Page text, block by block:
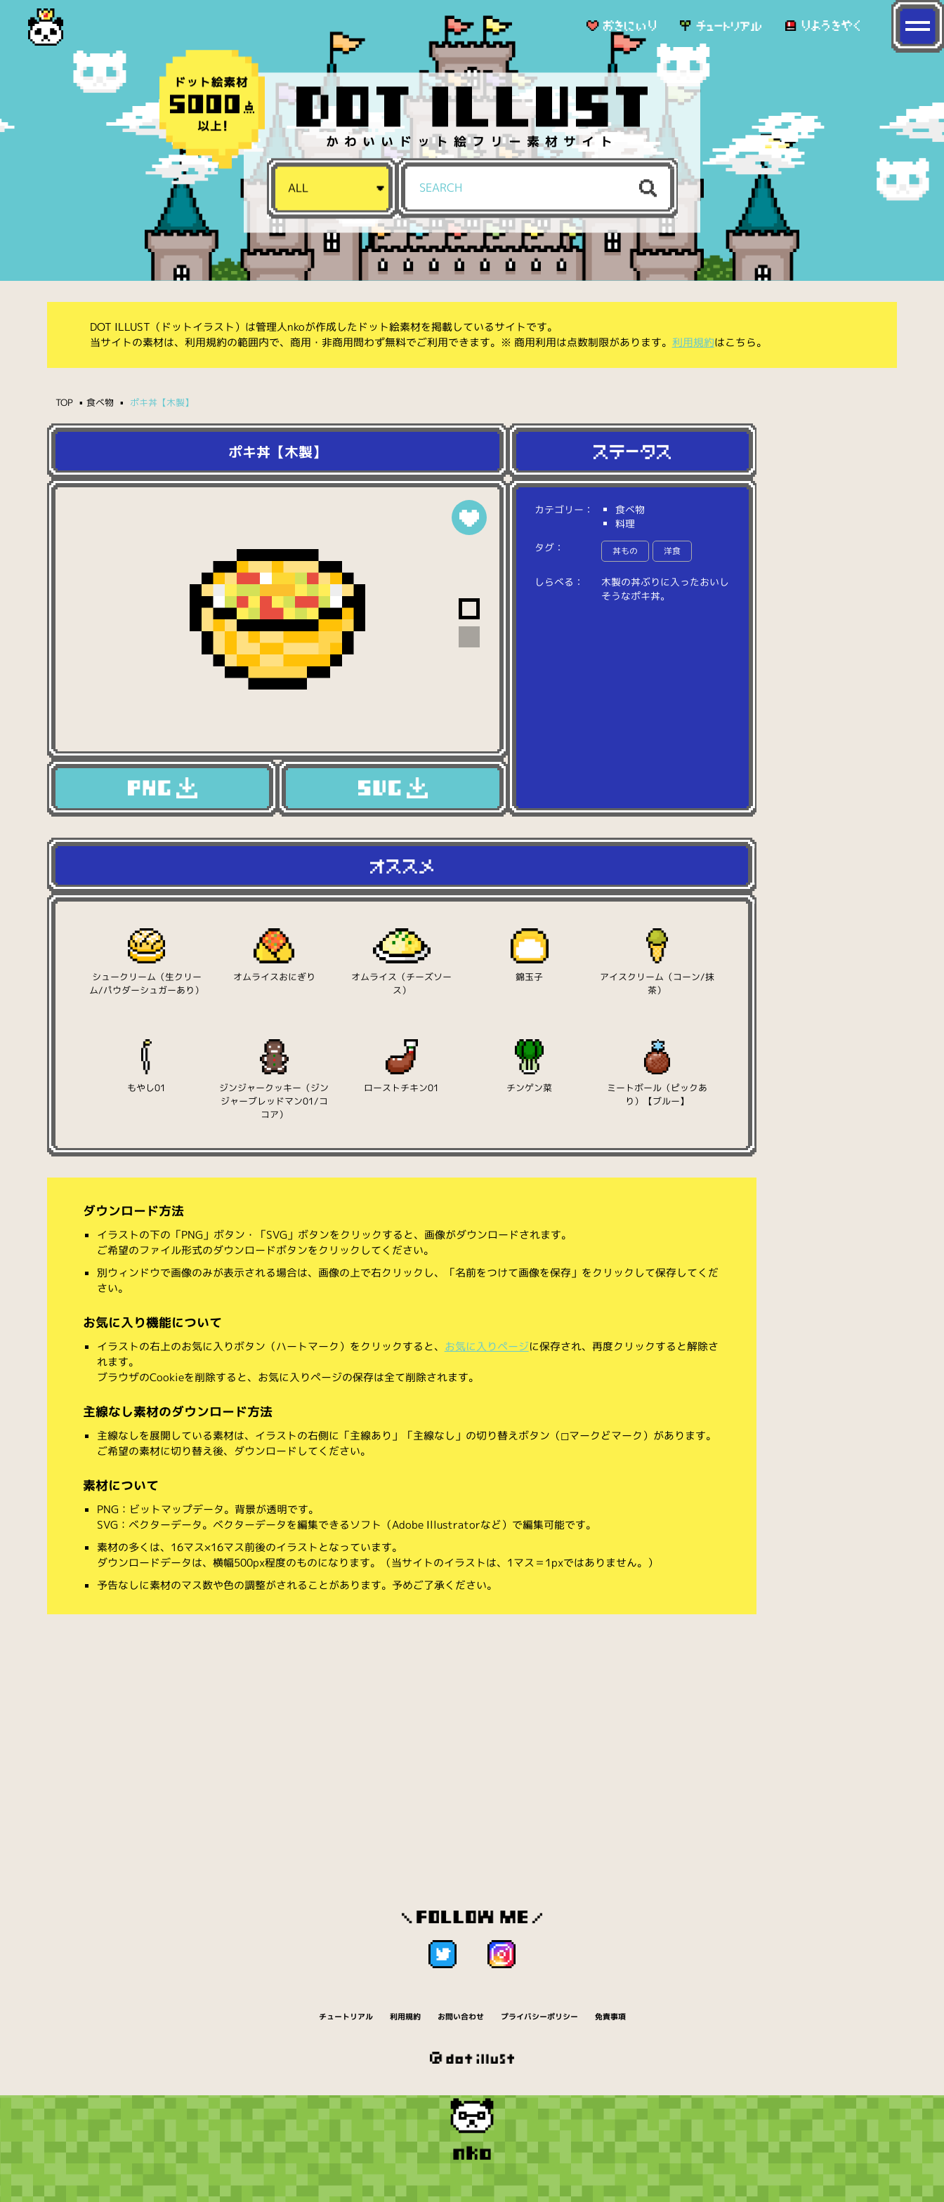
かわいいドット絵フリー素材サイト
DOT ILLUST（ドットイラスト）は管理人nkoが作成したドット絵素材を掲載しているサイトです。
当サイトの素材は、利用規約の範囲内で、商用・非商用問わず無料でご利用できます。※ 商用利用は点数制限があります。 利用規約はこちら。
TOP 食べ物 ポキ丼【木製】
ポキ丼【木製】
カテゴリー：
食べ物
料理
タグ：
丼もの 洋食
しらべる： 木製の丼ぶりに入ったおい し
そうなポキ丼。
シュークリーム（生クリー
ム/パウダーシュガーあり）
オムライスおにぎり
オムライス（チーズソー
ス）
錦玉子
アイスクリーム（コーン/抹
茶）
もやし01
ジンジャークッキー（ジン
ジャーブレッドマン01/コ
コア）
ローストチキン01 チンゲン菜
ミートボール（ピックあ
り）【ブルー】
ダウンロード方法
イラストの下の「PNG」ボタン・「SVG」ボタンをクリックすると、画像がダウンロードされます。
ご希望のファイル形式のダウンロードボタンをクリックしてください。
別ウィンドウで画像のみが表示される場合は、画像の上で右クリックし、「名前をつけて画像を保存」をクリックして保存してくだ
さい。
お気に入り機能について
イラストの右上のお気に入りボタン（ハートマーク）をクリックすると、 お気に入りページに保存され、再度クリックすると解除さ
れます。
ブラウザのCookieを削除すると、お気に入りページの保存は全て削除されます。
主線なし素材のダウンロード方法
主線なしを展開している素材は、イラストの右側に「主線あり」「主線なし」の切り替えボタン（◻︎マークと◼︎マーク）があります。
ご希望の素材に切り替え後、ダウンロードしてください。
素材について
PNG：ビットマップデータ。背景が透明です。
SVG：ベクターデータ。ベクターデータを編集できるソフト（Adobe Illustratorなど）で編集可能です。
素材の多くは、16マス×16マス前後のイラストとなっています。
ダウンロードデータは、横幅500px程度のものになります。（当サイトのイラストは、1マス＝1pxではありません。）
予告なしに素材のマス数や色の調整がされることがあります。予めご了承ください。
チュートリアル 利用規約 お問い合わせ プライバシーポリシー 免責事項